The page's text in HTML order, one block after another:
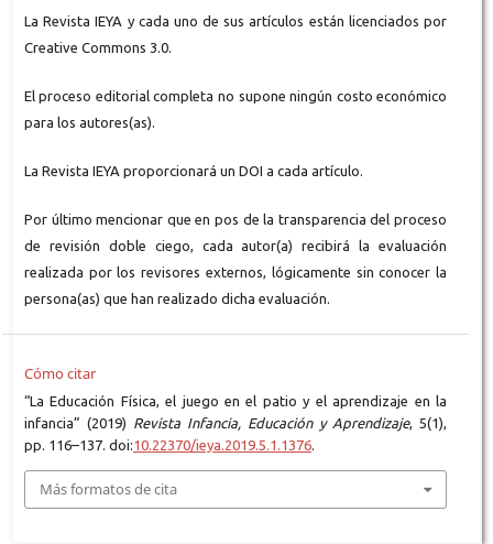
La Revista IEYA y cada uno de sus artículos están licenciados por
Creative Commons 3.0.
El proceso editorial completa no supone ningún costo económico
para los autores(as).
La Revista IEYA proporcionará un DOI a cada artículo.
Por último mencionar que en pos de la transparencia del proceso
de revisión doble ciego, cada autor(a) recibirá la evaluación
realizada por los revisores externos, lógicamente sin conocer la
persona(as) que han realizado dicha evaluación.
Cómo citar
“La Educación Física, el juego en el patio y el aprendizaje en la
infancia” (2019) Revista Infancia, Educación y Aprendizaje, 5(1),
pp. 116–137. doi:10.22370/ieya.2019.5.1.1376.
Más formatos de cita